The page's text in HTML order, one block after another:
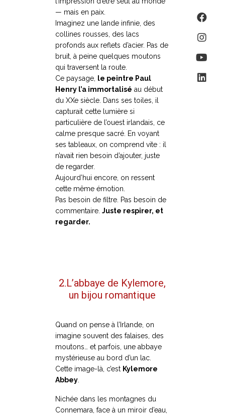
— mais en paix.
Imaginez une lande infinie, des
collines rousses, des lacs
profonds aux reflets d’acier. Pas de
bruit, à peine quelques moutons
qui traversent la route.
Ce paysage, le peintre Paul
Henry l’a immortalisé au début
du XXe siècle. Dans ses toiles, il
capturait cette lumière si
particulière de l’ouest irlandais, ce
calme presque sacré. En voyant
ses tableaux, on comprend vite : il
n’avait rien besoin d’ajouter, juste
de regarder.
Aujourd’hui encore, on ressent
cette même émotion.
Pas besoin de filtre. Pas besoin de
commentaire. Juste respirer, et
regarder.
2.L’abbaye de Kylemore,
un bijou romantique
Quand on pense à l’Irlande, on
imagine souvent des falaises, des
moutons… et parfois, une abbaye
mystérieuse au bord d’un lac.
Cette image-là, c’est Kylemore
Abbey.
Nichée dans les montagnes du
Connemara, face à un miroir d’eau,